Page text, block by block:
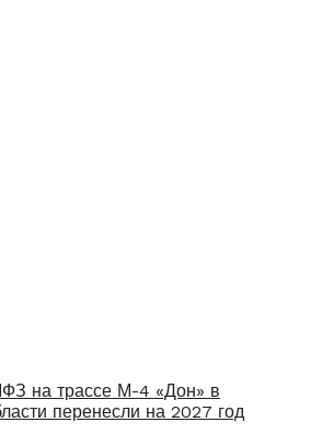
на трассе М-4 «Дон» в
перенесли на 2027 год